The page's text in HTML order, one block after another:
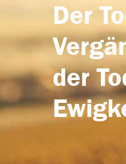
Der
der